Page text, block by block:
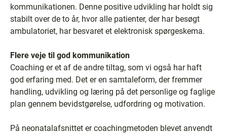
kommunikationen. Denne positive udvikling har holdt sig
stabilt over de to år, hvor alle patienter, der har besøgt
ambulatoriet, har besvaret et elektronisk spørgeskema.
Flere veje til god kommunikation
Coaching er et af de andre tiltag, som vi også har haft
god erfaring med. Det er en samtaleform, der fremmer
handling, udvikling og læring på det personlige og faglige
plan gennem bevidstgørelse, udfordring og motivation.
På neonatalafsnittet er coachingmetoden blevet anvendt